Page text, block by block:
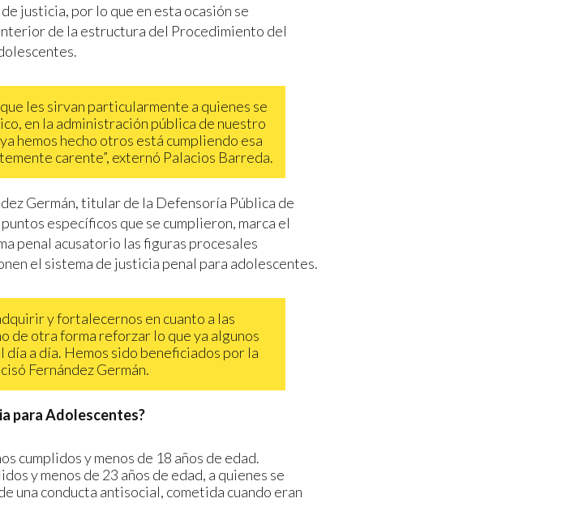
justicia, por lo que en esta ocasión se
de la estructura del Procedimiento del
les sirvan particularmente a quienes se
en la administración pública de nuestro
hemos hecho otros está cumpliendo esa
carente”, externó Palacios Barreda.
Germán, titular de la Defensoría Pública de
específicos que se cumplieron, marca el
penal acusatorio las figuras procesales
el sistema de justicia penal para adolescentes.
y fortalecernos en cuanto a las
de otra forma reforzar lo que ya algunos
a día. Hemos sido beneficiados por la
Fernández Germán.
para Adolescentes?
cumplidos y menos de 18 años de edad.
y menos de 23 años de edad, a quienes se
una conducta antisocial, cometida cuando eran